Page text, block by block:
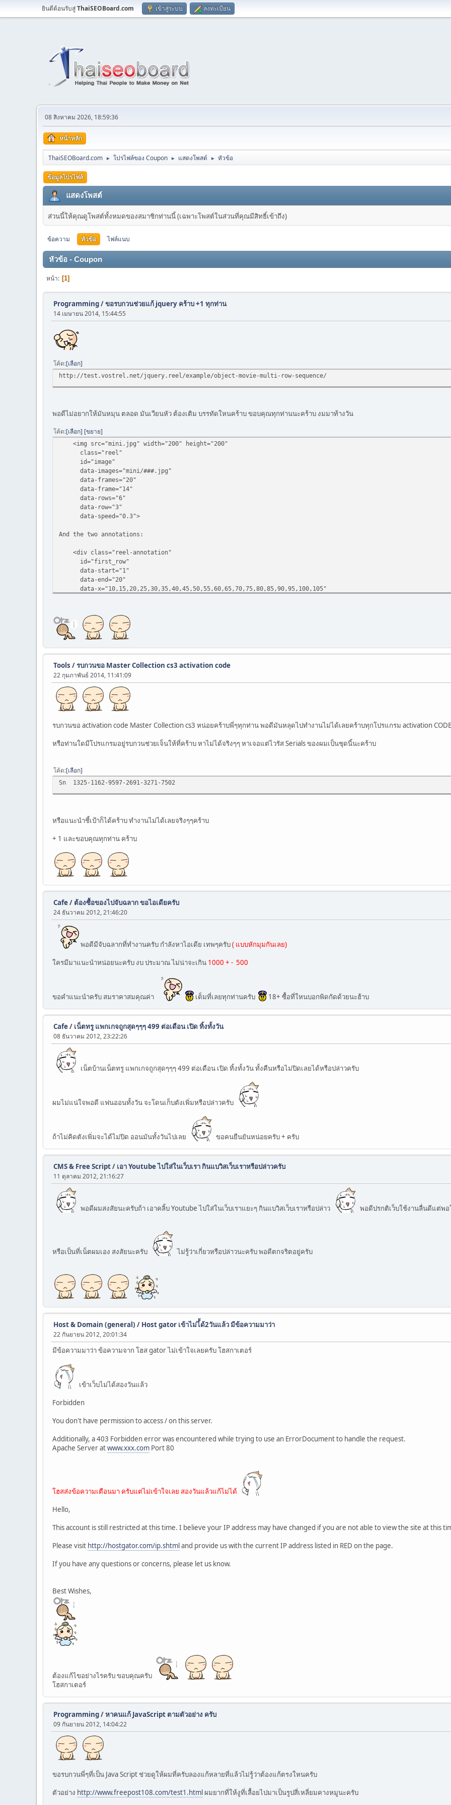
ยินดีต้อนรับสู่ThaiSEOBoard.com เข้าสู่ระบบ ลงทะเบียน
08 สิงหาคม 2026, 18:59:36
หน้าหลัก
ThaiSEOBoard.com ► โปรไฟล์ของ Coupon ► แสดงโพสต์ ► หัวข้อ
ข้อมูลโปรไฟล์
แสดงโพสต์
ส่วนนี้ให้คุณดูโพสต์ทั้งหมดของสมาชิกท่านนี้ (เฉพาะโพสต์ในส่วนที่คุณมีสิทธิ์เข้าถึง)
ข้อความ หัวข้อ ไฟล์แนบ
หัวข้อ - Coupon
หน้า 1
Programming/ขอรบกวนช่วยแก้ jquery คร้าบ +1 ทุกท่าน
14 เมษายน 2014, 15:44:55
โค้ด เลือก
http://test.vostrel.net/jquery.reel/example/object-movie-multi-row-sequence/
พอดีไม่อยากให้มันหมุน ตลอด มันเวียนหัว ต้องเติม บรรทัดใหนคร้าบ ขอบคุณทุกท่านนะคร้าบ งมมาท้างวัน
โค้ด เลือก ขยาย
<img src="mini.jpg" width="200" height="200"
class="reel"
id="image"
data-images="mini/###.jpg"
data-frames="20"
data-frame="14"
data-rows="6"
data-row="3"
data-speed="0.3">
And the two annotations:
<div class="reel-annotation"
id="first_row"
data-start="1"
data-end="20"
data-x="10,15,20,25,30,35,40,45,50,55,60,65,70,75,80,85,90,95,100,105"
First row
</div>
id="last_row"
data-start="101"
data-end="120"
data-x="105,100,95,90,85,80,75,70,65,60,55,50,45,40,35,30,25,20,15,10"
data-y="175"
data-for="image">
Last row
Tools /รบกวนขอ Master Collection cs3 activation code
22 กุมภาพันธ์ 2014, 11:41:09
รบกวนขอ activation code Master Collection cs3 หน่อยคร้าบพี่ๆทุกท่าน พอดีมันหลุดไปทำงานไม่ได้เลยคร้าบทุกโปรแกรม activation
หรือท่านใดมีโปรแกรมอยู่รบกวนช่วยเจ็นให้ที่คร้าบ หาไม่ได้จริงๆๆ หาเจอแต่ไวรัส Serials ของผมเป็นชุดนี้นะคร้าบ
โค้ด เลือก
Sn 1325-1162-9597-2691-3271-7502
หรือแนะนำชี้เป้าก็ได้คร้าบ ทำงานไม่ได้เลยจริงๆๆคร้าบ
+ 1 และขอบคุณทุกท่าน คร้าบ
Cafe/ ต้องซื้อของไปจับฉลาก ขอไอเดียครับ
24 ธันวาคม 2012, 21:46:20
พอดีมีจับฉลากที่ทำงานครับ กำลังหาไอเดีย เทพๆครับ( แบบหักมุมกันเลย)
ใครมีมาแนะนำหน่อยนะครับ งบ ประมาณ ไม่น่าจะเกิน 1000 + - 500
ขอคำแนะนำครับ สมราคาสมคุณค่า เต็มที่เลยทุกท่านครับ 18+ ซื้อที่ใหนบอกพิดกัดด้วยนะฮ้าบ
Cafe/ เน็ตทรู แพกเกจถูกสุดๆๆๆ 499 ต่อเดือน เปิด ทิ้งทั้งวัน
08 ธันวาคม 2012, 23:22:26
เน็ตบ้านเน็ตทรู แพกเกจถูกสุดๆๆๆ 499 ต่อเดือน เปิด ทิ้งทั้งวัน ทั้งคืนหรือไม่ปิดเลยได้หรือปล่าวครับ
ผมไม่แน่ใจพอดี แฟนออนทั้งวัน จะโดนเก็บตังเพิ่มหรือปล่าวครับ
ถ้าไม่คิดตังเพิ่มจะได้ไม่ปิด ออนมันทั้งวันไปเลย ขอคนยืนยันหน่อยครับ + ครับ
CMS & Free Script/ เอา Youtube ไปใส่ในเว็บเรา กินแบวิสเว็บเราหรือปล่าวครับ
11 ตุลาคม 2012, 21:16:27
พอดีผมสงสัยนะครับถ้า เอาคลิ้บ Youtube ไปใส่ในเว็บเราแยะๆ กินแบวิสเว็บเราหรือปล่าว พอดีปรกติเว็บใช้งานลื่นดีแต่พ
หรือเป็นที่เน็ตผมเอง สงสัยนะครับ ไม่รู้ว่าเกี่ยวหรือปล่าวนะครับ พอดีตกจริตอยู่ครับ
Host & Domain (general) / Host gator เข้าไม่ไ้้ด้2วันแล้ว มีข้อความมาว่า
22 กันยายน 2012, 20:01:34
มีข้อความมาว่า ข้อความจาก โฮส gator ไม่เข้าใจเลยครับ โฮสกาเตอร์
เข้าเว็บไม่ได้สองวันแล้ว
Forbidden
You don't have permission to access / on this server.
Additionally, a 403 Forbidden error was encountered while trying to use an ErrorDocument to handle the request.
Apache Server atwww.xxx.com Port 80
โฮสส่งข้อความเตือนมา ครับแต่ไม่เข้าใจเลย สองวันแล้วแก้ไม่ได้
Hello,
This account is still restricted at this time. I believe your IP address may have changed if you are not able to view the site at this
Please visit http://hostgator.com/ip.shtmland provide us with the current IP address listed in RED on the page.
If you have any questions or concerns, please let us know.
Best Wishes,
ต้องแก้ไขอย่างไรครับ ขอบคุณครับ
โฮสกาเตอร์
Programming/หาคนแก้ JavaScript ตามตัวอย่าง ครับ
09 กันยายน 2012, 14:04:22
ขอรบกวนพี่ๆที่เป็น Java Script ช่วยดูให้ผมที่ครับลองแก้หลายที่แล้วไม่รู้ว่าต้องแก้ตรงใหนครับ
ตัวอย่าง http://www.freepost108.com/test1.htmlผมยากที่ให้งูที่เลื้อยไปมาเป็นรูปสี่เหลี่ยมคางหมูนะครับ